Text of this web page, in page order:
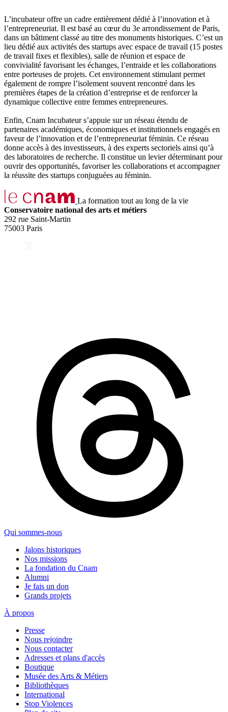
L’incubateur offre un cadre entièrement dédié à l’innovation et à
l’entrepreneuriat. Il est basé au cœur du 3e arrondissement de Paris,
dans un bâtiment classé au titre des monuments historiques. C’est un
lieu dédié aux activités des startups avec espace de travail (15 postes
de travail fixes et flexibles), salle de réunion et espace de
convivialité favorisant les échanges, l’entraide et les collaborations
entre porteuses de projets. Cet environnement stimulant permet
également de rompre l’isolement souvent rencontré dans les
premières étapes de la création d’entreprise et de renforcer la
dynamique collective entre femmes entrepreneures.
Enfin, Cnam Incubateur s’appuie sur un réseau étendu de
partenaires académiques, économiques et institutionnels engagés en
faveur de l’innovation et de l’entrepreneuriat féminin. Ce réseau
donne accès à des investisseurs, à des experts sectoriels ainsi qu’à
des laboratoires de recherche. Il constitue un levier déterminant pour
ouvrir des opportunités, favoriser les collaborations et accompagner
la réussite des startups conjuguées au féminin.
La formation tout au long de la vie
Conservatoire national des arts et métiers
292 rue Saint-Martin
75003 Paris
Qui sommes-nous
Jalons historiques
Nos missions
La fondation du Cnam
Alumni
Je fais un don
Grands projets
À propos
Presse
Nous rejoindre
Nous contacter
Adresses et plans d'accès
Boutique
Musée des Arts & Métiers
Bibliothèques
International
Stop Violences